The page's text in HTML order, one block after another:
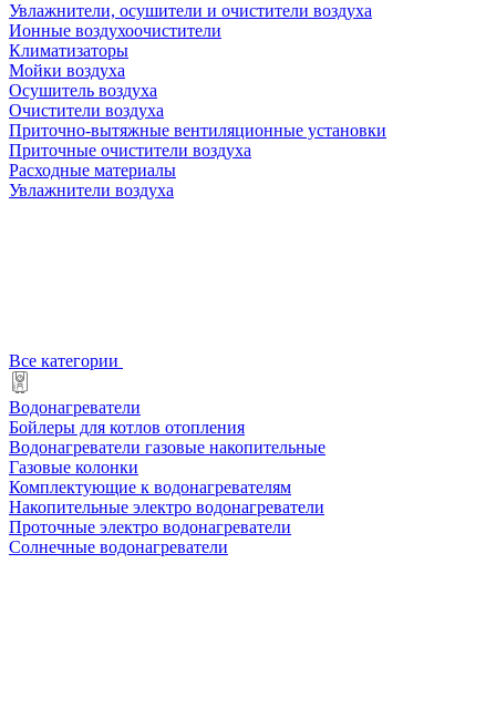
Увлажнители, осушители и очистители воздуха
Ионные воздухоочистители
Климатизаторы
Мойки воздуха
Осушитель воздуха
Очистители воздуха
Приточно-вытяжные вентиляционные установки
Приточные очистители воздуха
Расходные материалы
Увлажнители воздуха
Все категории
Водонагреватели
Бойлеры для котлов отопления
Водонагреватели газовые накопительные
Газовые колонки
Комплектующие к водонагревателям
Накопительные электро водонагреватели
Проточные электро водонагреватели
Солнечные водонагреватели